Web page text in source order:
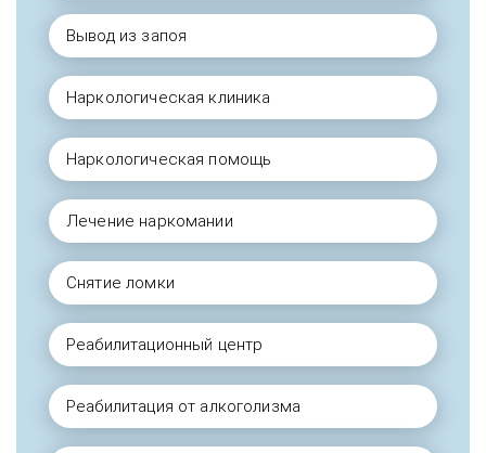
Вывод из запоя
Наркологическая клиника
Наркологическая помощь
Лечение наркомании
Снятие ломки
Реабилитационный центр
Реабилитация от алкоголизма